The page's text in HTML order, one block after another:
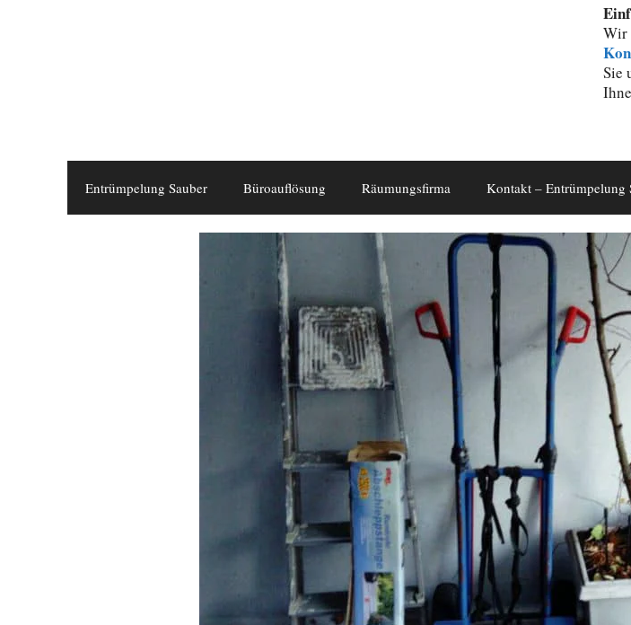
Wir
Sie
Entrümpelung Sauber Büroauflösung Räumungsfirma Kontakt – Entrümpelung